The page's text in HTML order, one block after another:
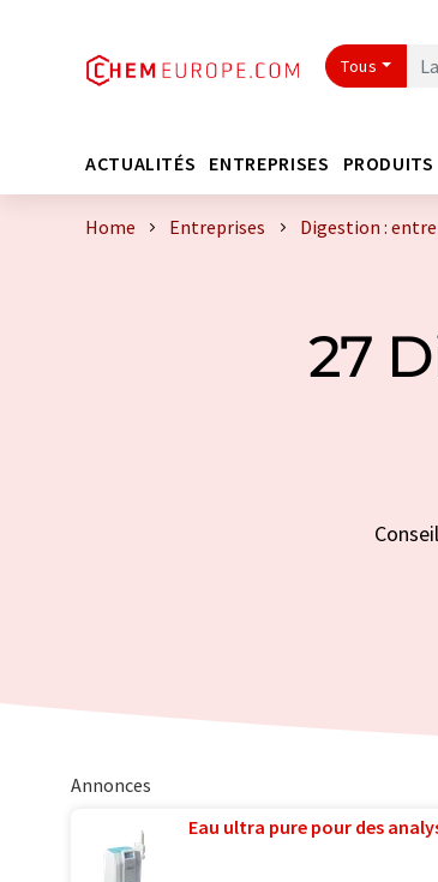
Tous
ACTUALITÉS ENTREPRISES PRODUITS
Home Entreprises Digestion :
27
Annonces
Eau ultra pure pour des